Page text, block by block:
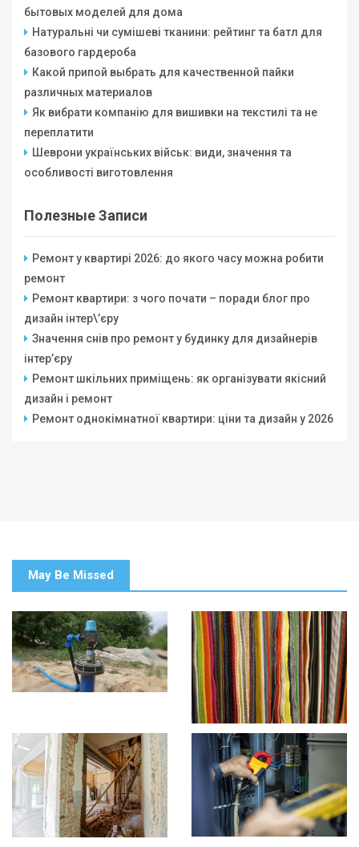
бытовых моделей для дома
Натуральні чи сумішеві тканини: рейтинг та батл для
базового гардероба
Какой припой выбрать для качественной пайки
различных материалов
Як вибрати компанію для вишивки на текстилі та не
переплатити
Шеврони українських військ: види, значення та
особливості виготовлення
Полезные Записи
Ремонт у квартирі 2026: до якого часу можна робити
ремонт
Ремонт квартири: з чого почати – поради блог про
дизайн інтер\’єру
Значення снів про ремонт у будинку для дизайнерів
інтер’єру
Ремонт шкільних приміщень: як організувати якісний
дизайн і ремонт
Ремонт однокімнатної квартири: ціни та дизайн у 2026
May Be Missed